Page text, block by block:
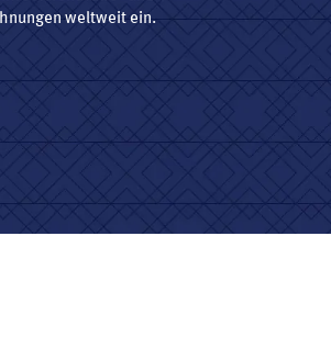
weltweit ein.